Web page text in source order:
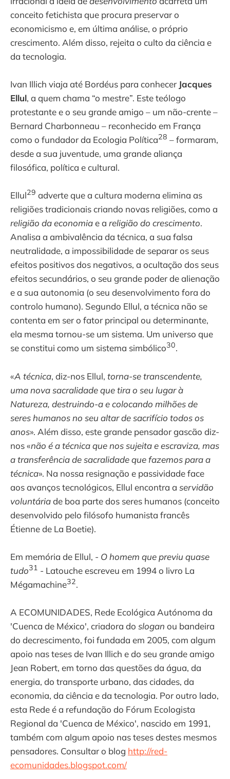
conceito fetichista que procura preservar o
economicismo e, em última análise, o próprio
crescimento. Além disso, rejeita o culto da ciência e
da tecnologia.
Ivan Illich viaja até Bordéus para conhecer Jacques
Ellul, a quem chama “o mestre”. Este teólogo
protestante e o seu grande amigo – um não-crente –
Bernard Charbonneau – reconhecido em França
como o fundador da Ecologia Política28 – formaram,
desde a sua juventude, uma grande aliança
filosófica, política e cultural.
Ellul29 adverte que a cultura moderna elimina as
religiões tradicionais criando novas religiões, como a
religião da economiae a religião do crescimento.
Analisa a ambivalência da técnica, a sua falsa
neutralidade, a impossibilidade de separar os seus
efeitos positivos dos negativos, a ocultação dos seus
efeitos secundários, o seu grande poder de alienação
e a sua autonomia (o seu desenvolvimento fora do
controlo humano). Segundo Ellul, a técnica não se
contenta em ser o fator principal ou determinante,
ela mesma tornou-se um sistema. Um universo que
se constitui como um sistema simbólico30.
«A técnica, diz-nos Ellul, torna-se transcendente,
uma nova sacralidade que tira o seu lugar à
Natureza, destruindo-a e colocando milhões de
seres humanos no seu altar de sacrifício todos os
anos». Além disso, este grande pensador gascão diz-
nos «não é a técnica que nos sujeita e escraviza, mas
a transferência de sacralidade que fazemos para a
técnica». Na nossa resignação e passividade face
aos avanços tecnológicos, Ellul encontra a servidão
voluntáriade boa parte dos seres humanos (conceito
desenvolvido pelo filósofo humanista francês
Étienne de La Boetie).
Em memória de Ellul, - O homem que previu quase
tudo31 - Latouche escreveu em 1994 o livro La
Mégamachine32.
A ECOMUNIDADES, Rede Ecológica Autónoma da
'Cuenca de México', criadora do slogan ou bandeira
do decrescimento, foi fundada em 2005, com algum
apoio nas teses de Ivan Illich e do seu grande amigo
Jean Robert, em torno das questões da água, da
energia, do transporte urbano, das cidades, da
economia, da ciência e da tecnologia. Por outro lado,
esta Rede é a refundação do Fórum Ecologista
Regional da 'Cuenca de México', nascido em 1991,
também com algum apoio nas teses destes mesmos
pensadores. Consultar o blog http://red-
ecomunidades.blogspot.com/